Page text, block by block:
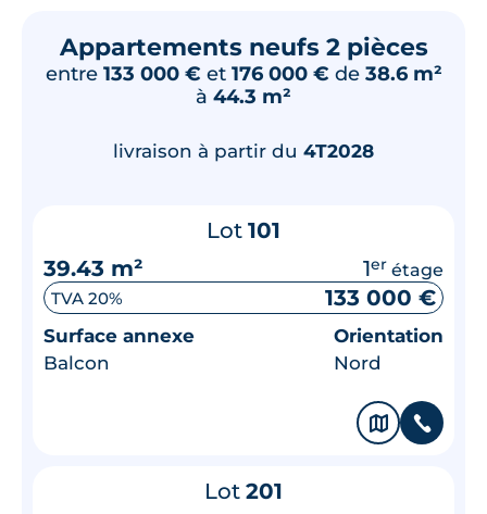
Appartements neufs 2 pièces
entre 133 000 € et 176 000 € de 38.6 m²
à 44.3 m²
livraison à partir du 4T2028
Lot 101
39.43 m²
1er étage
TVA 20% 133 000 €
Surface annexe
Balcon
Orientation
Nord
🗞 📞
Lot 201